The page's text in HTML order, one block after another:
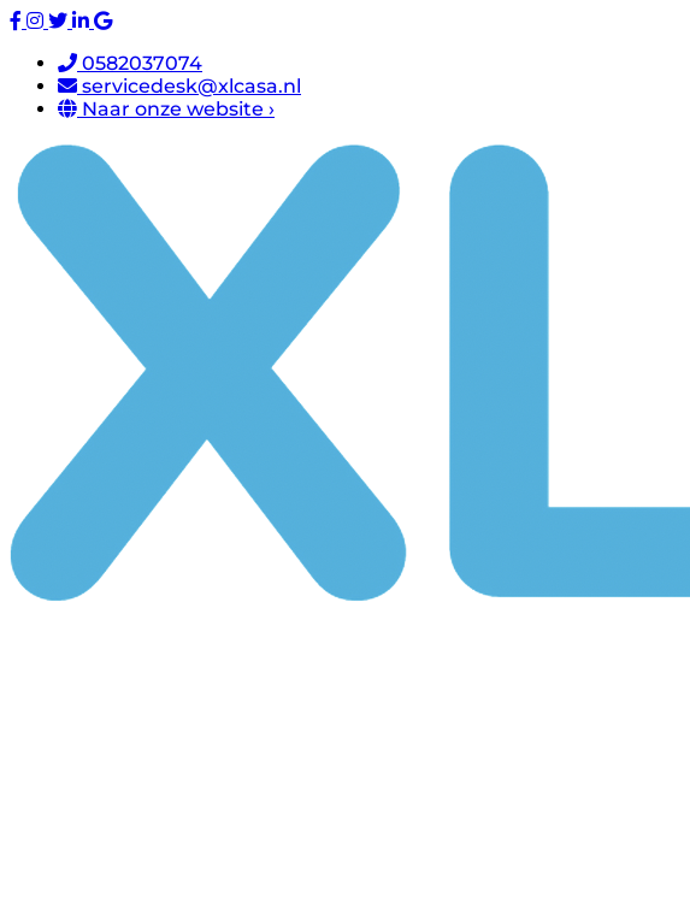
0582037074
servicedesk@xlcasa.nl
Naar onze website ›